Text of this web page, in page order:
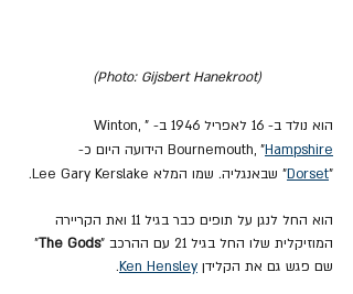
(Photo: Gijsbert Hanekroot)
הוא נולד ב- 16 לאפריל 1946 ב- "Winton,
Bournemouth, "Hampshire
הידועה היום כ-
"
Dorset" שבאנגליה. שמו המלא Lee Gary Kerslake.
הוא החל לנגן על תופים כבר בגיל 11 ואת הקריירה
המוזיקלית שלו החל בגיל 21 עם ההרכב "
The Gods
"
שם פגש גם את הקלידן Ken Hensley
.